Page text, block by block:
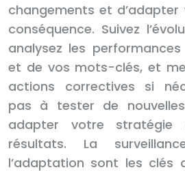
changements et
conséquence. Suivez
analysez les
et de vos mots-clés, et
actions correctives si
pas à tester de
adapter votre stratégie
résultats. La
l’adaptation sont les clés